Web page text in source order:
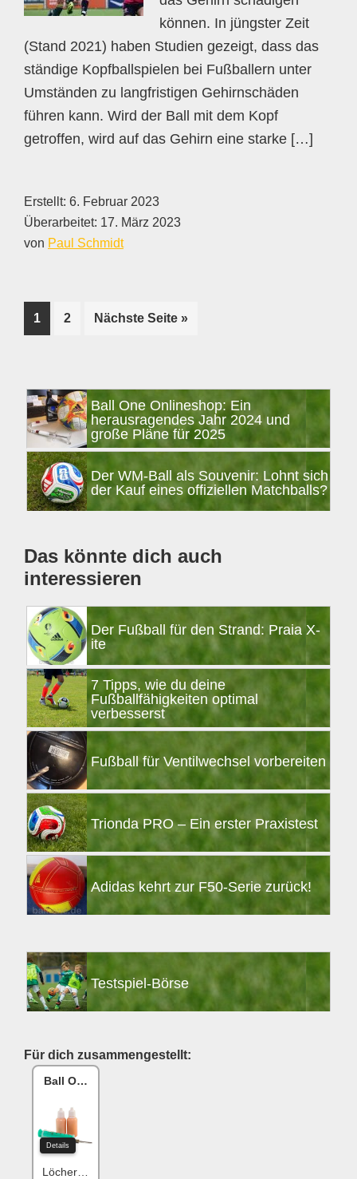
können. In jüngster Zeit
(Stand 2021) haben Studien gezeigt, dass das
ständige Kopfballspielen bei Fußballern unter
Umständen zu langfristigen Gehirnschäden
führen kann. Wird der Ball mit dem Kopf
getroffen, wird auf das Gehirn eine starke […]
Erstellt: 6. Februar 2023
Überarbeitet: 17. März 2023
von Paul Schmidt
Seite
1 Seite
2 Nächste Seite aufrufen
»
SeitenspalteBall One Onlineshop: Ein
herausragendes Jahr 2024 und
große Pläne für 2025
Der WM-Ball als Souvenir: Lohnt sich
der Kauf eines offiziellen Matchballs?
Das könnte dich auch
interessieren
Der Fußball für den Strand: Praia X-
ite
7 Tipps, wie du deine
Fußballfähigkeiten optimal
verbesserst
Fußball für Ventilwechsel vorbereiten
Trionda PRO – Ein erster Praxistest
Adidas kehrt zur F50-Serie zurück!
Testspiel-Börse
Für dich zusammengestellt:
Ball One Reparaturset
Details
Löcher flicken